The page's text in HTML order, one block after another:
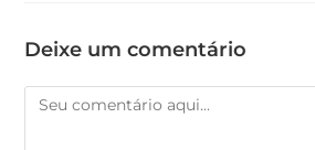
Deixe um comentário